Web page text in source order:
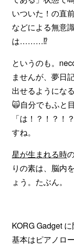
いついた！の直
などによる無意
は………⁉️
というのも。
ませんが、夢日
出せるようにな
🙀自分でもふと
「は！？！？！
すね。
星が生まれる時
りの素は、脳内
ょう。たぶん。
KORG Gadget
基本はピアノロ